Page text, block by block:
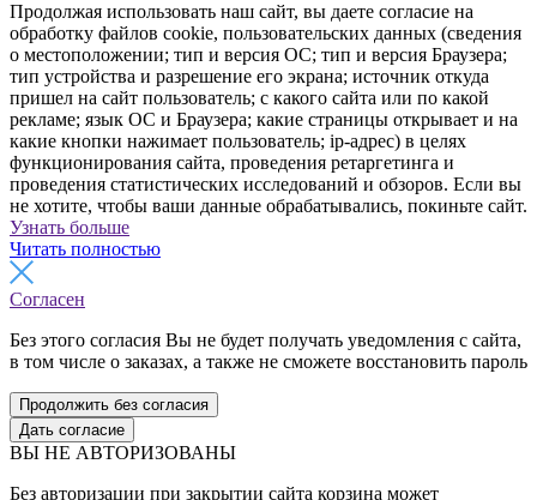
Продолжая использовать наш сайт, вы даете согласие на
обработку файлов cookie, пользовательских данных (сведения
о местоположении; тип и версия ОС; тип и версия Браузера;
тип устройства и разрешение его экрана; источник откуда
пришел на сайт пользователь; с какого сайта или по какой
рекламе; язык ОС и Браузера; какие страницы открывает и на
какие кнопки нажимает пользователь; ip-адрес) в целях
функционирования сайта, проведения ретаргетинга и
проведения статистических исследований и обзоров. Если вы
не хотите, чтобы ваши данные обрабатывались, покиньте сайт.
Узнать больше
Читать полностью
Согласен
Без этого согласия Вы не будет получать уведомления с сайта,
в том числе о заказах, а также не сможете восстановить пароль
Продолжить без согласия
Дать согласие
ВЫ НЕ АВТОРИЗОВАНЫ
Без авторизации при закрытии сайта корзина может